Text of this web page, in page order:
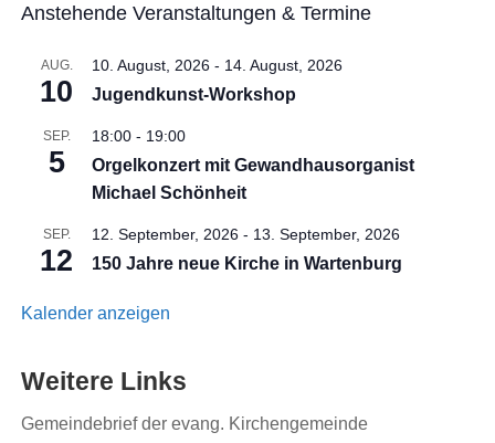
Anstehende Veranstaltungen & Termine
AUG.
10
10. August, 2026 - 14. August, 2026
Jugendkunst-Workshop
SEP.
5
18:00 - 19:00
Orgelkonzert mit Gewandhausorganist
Michael Schönheit
SEP.
12
12. September, 2026 - 13. September, 2026
150 Jahre neue Kirche in Wartenburg
Kalender anzeigen
Weitere Links
Gemeindebrief der evang. Kirchengemeinde